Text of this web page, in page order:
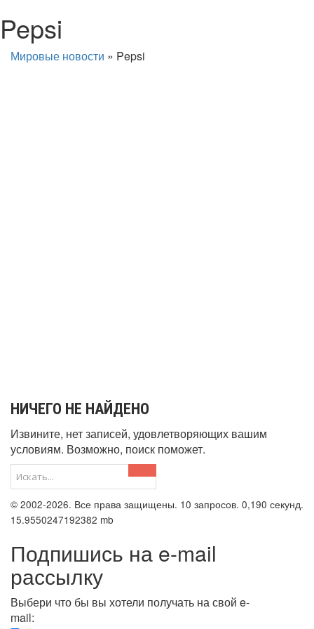
Pepsi
Мировые новости » Pepsi
НИЧЕГО НЕ НАЙДЕНО
Извините, нет записей, удовлетворяющих вашим
условиям. Возможно, поиск поможет.
© 2002-2026. Все права защищены. 10 запросов. 0,190 секунд.
15.9550247192382 mb
Подпишись на e-mail
рассылку
Выбери что бы вы хотели получать на свой e-
mail: